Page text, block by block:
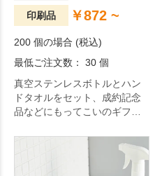
印刷品 ￥872 ~
200 個の場合 (税込)
最低ご注文数： 30 個
真空ステンレスボトルとハン
ドタオルをセット、成約記念
品などにもってこいのギフト